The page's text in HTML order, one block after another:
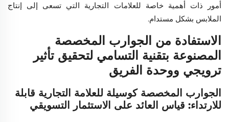
أمور ذات أهمية خاصة للعلامات التجارية التي تسعى إلى إنتاج
الملابس بشكل مستدام.
الاستفادة من الجوارب المخصصة
المصنوعة بتقنية التسامي لتحقيق تأثير
ترويجي ووحدة الفريق
الجوارب المخصصة كوسيلة للعلامة التجارية قابلة
للارتداء: قياس العائد على الاستثمار التسويقي